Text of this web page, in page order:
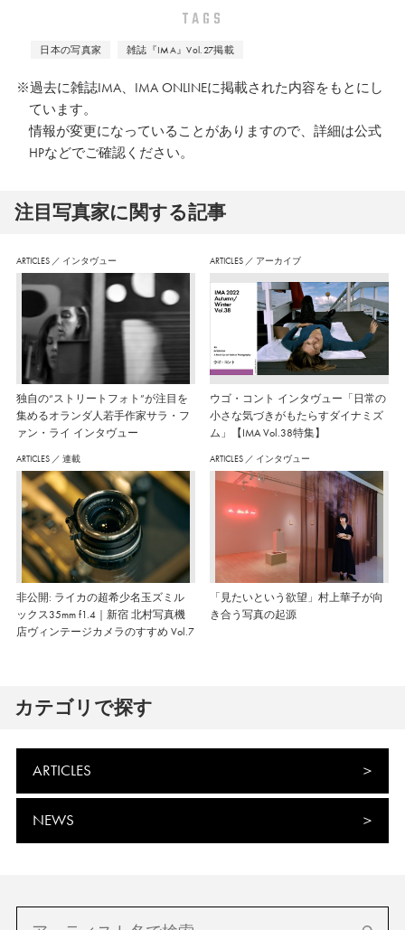
TAGS
日本の写真家 雑誌『IMA』Vol.27掲載
※過去に雑誌IMA、IMA ONLINEに掲載された内容をもとにし
ています。
情報が変更になっていることがありますので、詳細は公式
HPなどでご確認ください。
注⽬写真家に関する記事
ARTICLES ／ インタヴュー
独自の“ストリートフォト”が注目を
集めるオランダ人若手作家サラ・フ
ァン・ライ インタヴュー
ARTICLES ／ アーカイブ
ウゴ・コント インタヴュー「日常の
小さな気づきがもたらすダイナミズ
ム」【IMA Vol.38特集】
ARTICLES ／ 連載
非公開: ライカの超希少名玉ズミル
ックス35mm f1.4｜新宿 北村写真機
店ヴィンテージカメラのすすめ Vol.7
ARTICLES ／ インタヴュー
「見たいという欲望」村上華子が向
き合う写真の起源
カテゴリで探す
ARTICLES
NEWS